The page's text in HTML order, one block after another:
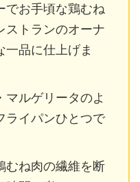
でお手頃な鶏むね
ストランのオーナ
一品に仕上げま
マルゲリータのよ
ライパンひとつで
むね肉の繊維を断